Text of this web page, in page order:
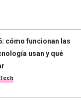
cómo funcionan las
usan y qué
Tech